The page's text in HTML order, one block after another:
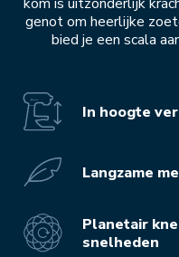
genot om heerlijke
bied je een scala
In hoogte
Langzame
Planetair
snelheden